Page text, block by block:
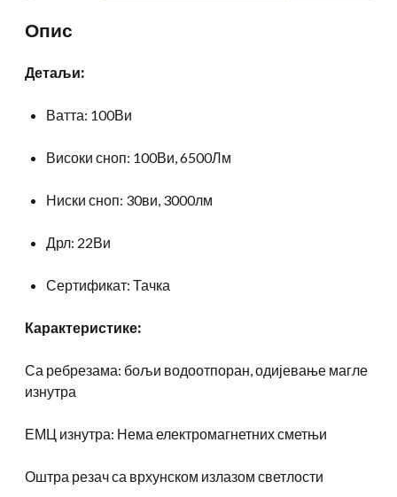
/
/
количина
Опис
Детаљи:
Ватта: 100Ви
Високи сноп: 100Ви, 6500Лм
Ниски сноп: 30ви, 3000лм
Дрл: 22Ви
Сертификат: Тачка
Карактеристике:
Са ребрезама: бољи водоотпоран, одијевање магле
изнутра
ЕМЦ изнутра: Нема електромагнетних сметњи
Оштра резач са врхунском излазом светлости